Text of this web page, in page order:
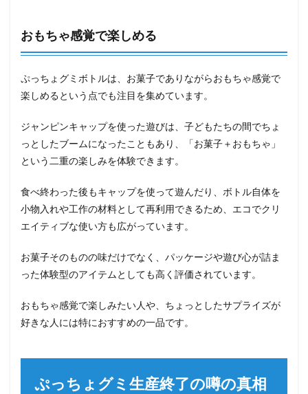
おもちゃ感覚で楽しめる
ぷっちょグミボトルは、お菓子でありながらおもちゃ感覚で
楽しめるという点でも注目を集めています。
ジャンピンキャップを使った遊びは、子どもたちの間でちょ
っとしたブームになったこともあり、「お菓子＋おもちゃ」
という二重の楽しみを体験できます。
食べ終わった後もキャップを使って遊んだり、ボトル自体を
小物入れや工作の材料として再利用できるため、エコでクリ
エイティブな使い方も広がっています。
お菓子そのものの味だけでなく、パッケージや遊び心が詰ま
った体験型のアイテムとしても高く評価されています。
おもちゃ感覚で楽しみたい人や、ちょっとしたサプライズが
好きな人には特におすすめの一品です。
ぷっちょグミ生産終了の噂の真相